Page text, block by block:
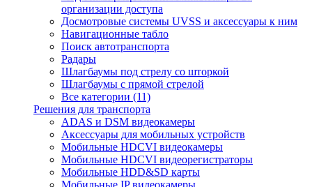
организации доступа
Досмотровые системы UVSS и аксессуары к ним
Навигационные табло
Поиск автотранспорта
Радары
Шлагбаумы под стрелу со шторкой
Шлагбаумы с прямой стрелой
Все категории (11)
Решения для транспорта
ADAS и DSM видеокамеры
Аксессуары для мобильных устройств
Мобильные HDCVI видеокамеры
Мобильные HDCVI видеорегистраторы
Мобильные HDD&SD карты
Мобильные IP видеокамеры